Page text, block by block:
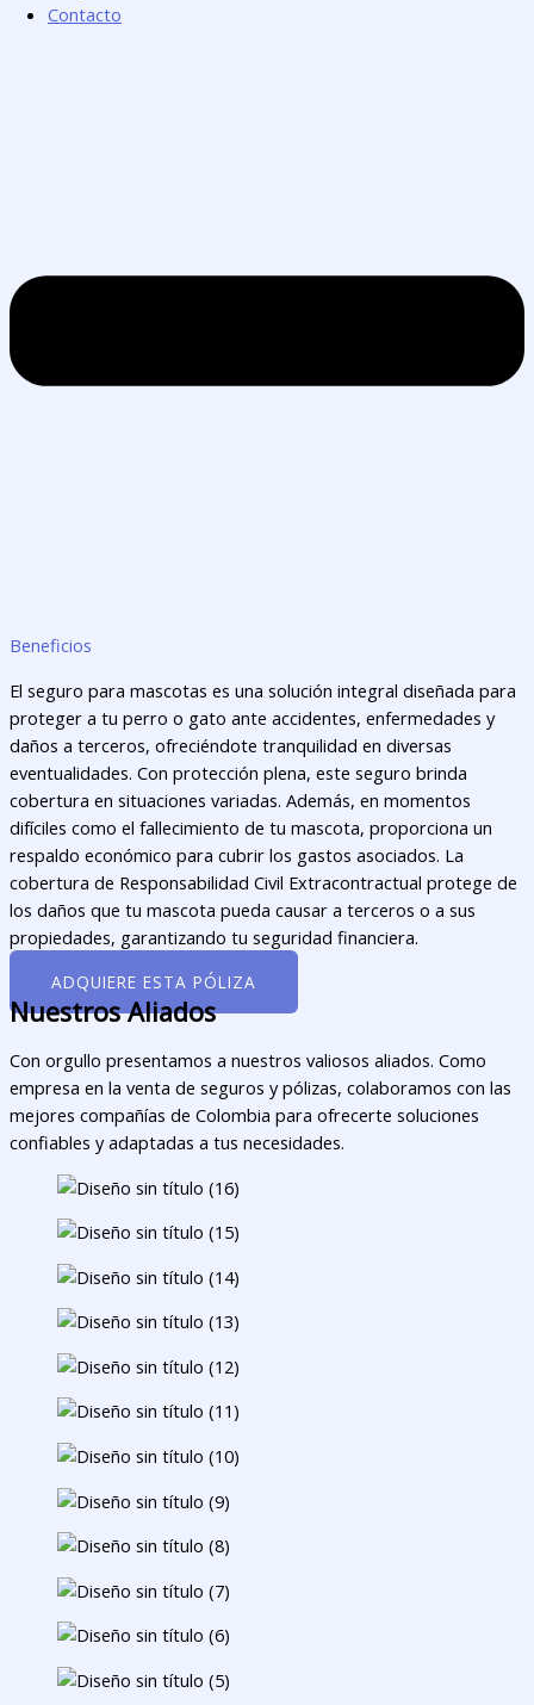
Contacto
Beneficios
El seguro para mascotas es una solución integral diseñada para
proteger a tu perro o gato ante accidentes, enfermedades y
daños a terceros, ofreciéndote tranquilidad en diversas
eventualidades. Con protección plena, este seguro brinda
cobertura en situaciones variadas. Además, en momentos
difíciles como el fallecimiento de tu mascota, proporciona un
respaldo económico para cubrir los gastos asociados. La
cobertura de Responsabilidad Civil Extracontractual protege de
los daños que tu mascota pueda causar a terceros o a sus
propiedades, garantizando tu seguridad financiera.
ADQUIERE ESTA PÓLIZA
Nuestros Aliados
Con orgullo presentamos a nuestros valiosos aliados. Como
empresa en la venta de seguros y pólizas, colaboramos con las
mejores compañías de Colombia para ofrecerte soluciones
confiables y adaptadas a tus necesidades.